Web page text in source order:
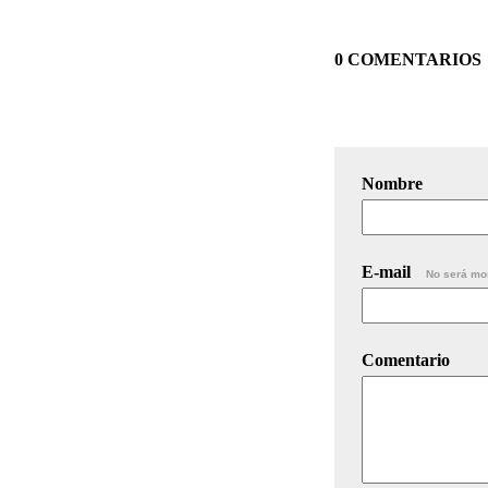
0 COMENTARIOS
Nombre
E-mail No será
Comentario